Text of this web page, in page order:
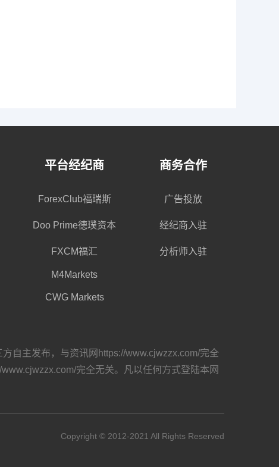
平台经纪商
ForexClub福瑞斯
Doo Prime德璞资本
FXCM福汇
M4Markets
CWG Markets
商务合作
广告投放
经纪商入驻
分析师入驻
自主发布，与资讯网https://www.cjwzzx.com/完全
完全无关。凡以任何方式登陆本网
Copyright © 2012-2021 All Rights Reserved